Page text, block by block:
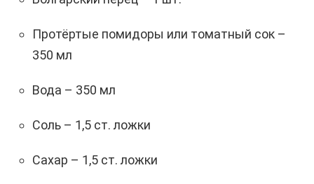
Протёртые помидоры или томатный сок –
350 мл
Вода – 350 мл
Соль – 1,5 ст. ложки
Сахар – 1,5 ст. ложки